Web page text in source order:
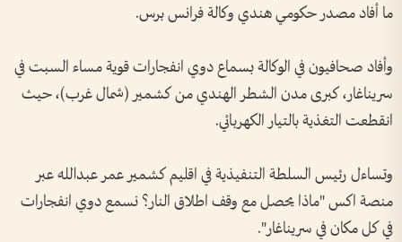
ما أفاد مصدر حكومي هندي وكالة فرانس برس.
وأفاد صحافيون في الوكالة بسماع دوي انفجارات قوية مساء السبت في
سريناغار، كبرى مدن الشطر الهندي من كشمير (شمال غرب)، حيث
انقطعت التغذية بالتيار الكهربائي.
وتساءل رئيس السلطة التنفيذية في اقليم كشمير عمر عبدالله عبر
منصة اكس "ماذا يحصل مع وقف اطلاق النار؟ نسمع دوي انفجارات
في كل مكان في سريناغار".